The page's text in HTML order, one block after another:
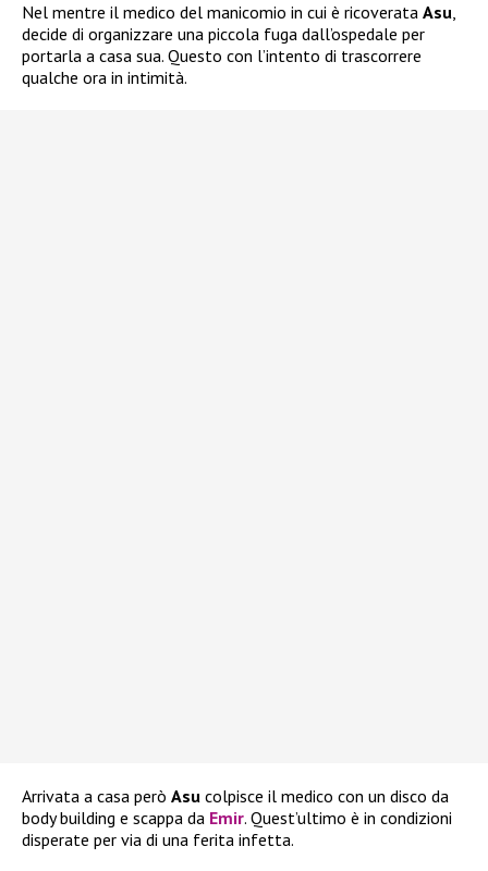
Nel mentre il medico del manicomio in cui è ricoverata Asu,
decide di organizzare una piccola fuga dall’ospedale per
portarla a casa sua. Questo con l’intento di trascorrere
qualche ora in intimità.
Arrivata a casa però Asu colpisce il medico con un disco da
body building e scappa da Emir. Quest’ultimo è in condizioni
disperate per via di una ferita infetta.